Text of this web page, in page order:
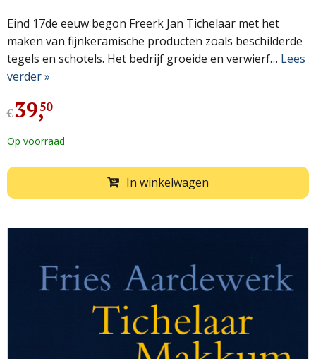
Eind 17de eeuw begon Freerk Jan Tichelaar met het
maken van fijnkeramische producten zoals beschilderde
tegels en schotels. Het bedrijf groeide en verwierf… Lees
verder »
€39,
50
Op voorraad
In winkelwagen